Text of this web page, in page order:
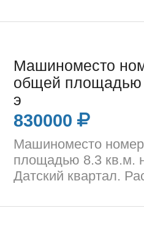
Машиноместо
общей площадью
э
830000
Машиноместо
площадью 8.3 кв.м.
Датский квартал.